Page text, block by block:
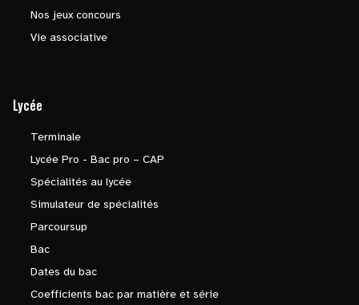
Nos jeux concours
Vie associative
Lycée
Terminale
Lycée Pro - Bac pro – CAP
Spécialités au lycée
Simulateur de spécialités
Parcoursup
Bac
Dates du bac
Coefficients bac par matière et série